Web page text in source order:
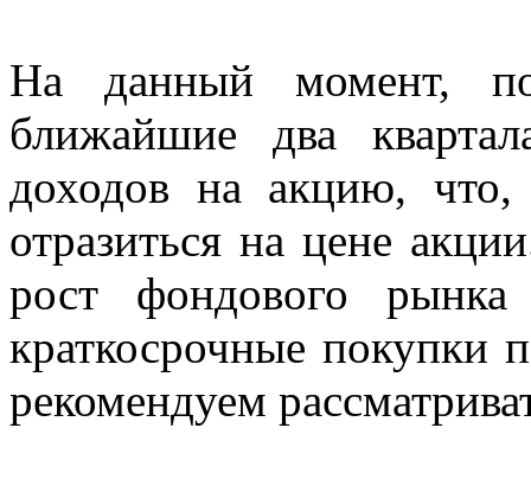
На данный момент,
ближайшие два
доходов на акцию,
отразиться на цене
рост фондового
краткосрочные покупки
рекомендуем